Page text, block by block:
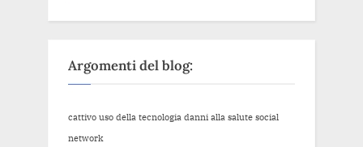
Argomenti del blog:
cattivo uso della tecnologia danni alla salute social
network